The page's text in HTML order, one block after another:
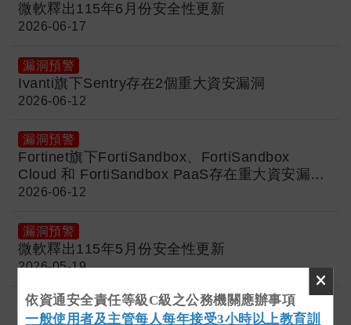
依資通安全責任等級C級之公務機關應辦事項
一般使用者及主管每人每年接受3小時以上教育訓
微軟釋出115年6月份安全性更新
2026-06-17
漏洞預警
Ivanti旗下Sentry存在2個重大資安漏洞
2026-06-12
漏洞預警
Fortinet旗下FortiSandbox、FortiSandbox
Cloud 和 FortiSandbox PaaS存在重大資安漏洞
(CVE-2026-25089)
2026-06-12
漏洞預警
微軟釋出115年5月份安全性更新
2026-05-19
漏洞預警